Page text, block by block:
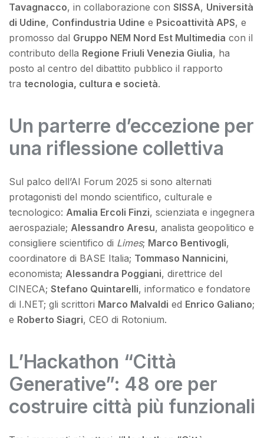
Tavagnacco, in collaborazione con SISSA, Università
di Udine, Confindustria Udine e Psicoattività APS, e
promosso dal Gruppo NEM Nord Est Multimedia con il
contributo della Regione Friuli Venezia Giulia, ha
posto al centro del dibattito pubblico il rapporto
tra tecnologia, cultura e società.
Un parterre d’eccezione per
una riflessione collettiva
Sul palco dell’AI Forum 2025 si sono alternati
protagonisti del mondo scientifico, culturale e
tecnologico: Amalia Ercoli Finzi, scienziata e ingegnera
aerospaziale; Alessandro Aresu, analista geopolitico e
consigliere scientifico di Limes; Marco Bentivogli,
coordinatore di BASE Italia; Tommaso Nannicini,
economista; Alessandra Poggiani, direttrice del
CINECA; Stefano Quintarelli, informatico e fondatore
di I.NET; gli scrittori Marco Malvaldi ed Enrico Galiano;
e Roberto Siagri, CEO di Rotonium.
L’Hackathon “Città
Generative”: 48 ore per
costruire città più funzionali